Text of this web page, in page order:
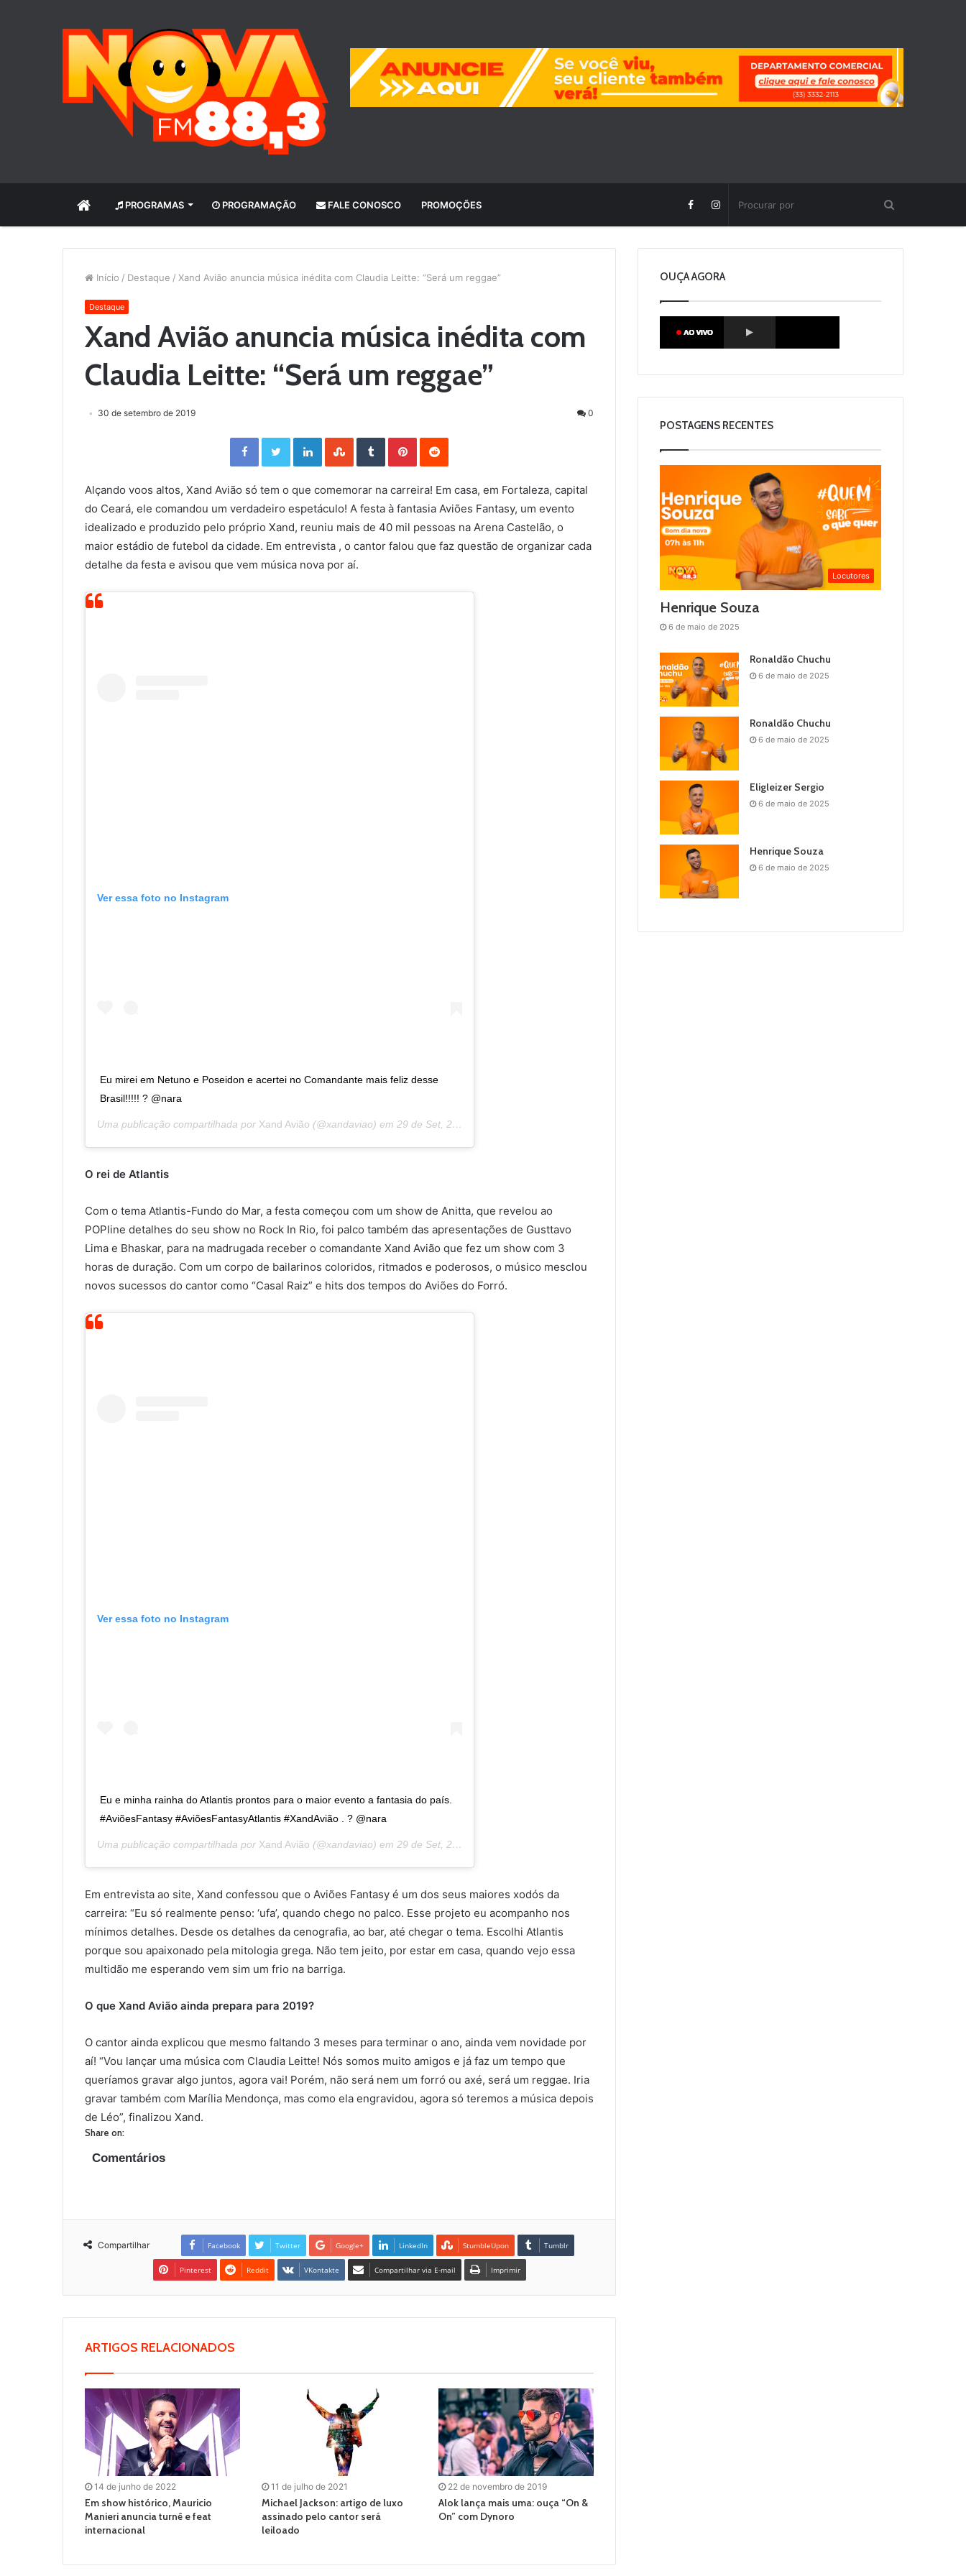
INÍCIO PROGRAMAS PROGRAMAÇÃO FALE CONOSCO PROMOÇÕES
Início / Destaque / Xand Avião anuncia música inédita com Claudia Leitte: “Será um reggae”
Destaque
Xand Avião anuncia música inédita com
Claudia Leitte: “Será um reggae”
30 de setembro de 2019 0
Facebook Twitter LinkedIn StumbleUpon Tumblr Pinterest
Alçando voos altos, Xand Avião só tem o que comemorar na carreira! Em casa, em Fortaleza, capital
do Ceará, ele comandou um verdadeiro espetáculo! A festa à fantasia Aviões Fantasy, um evento
idealizado e produzido pelo próprio Xand, reuniu mais de 40 mil pessoas na Arena Castelão, o
maior estádio de futebol da cidade. Em entrevista , o cantor falou que faz questão de organizar cada
detalhe da festa e avisou que vem música nova por aí.
Ver essa foto no Instagram
Eu mirei em Netuno e Poseidon e acertei no Comandante mais feliz desse
Brasil!!!!! ? @nara
Uma publicação compartilhada por Xand Avião (@xandaviao) em 29 de Set, 2019 às 12:31 PDT
O rei de Atlantis
Com o tema Atlantis-Fundo do Mar, a festa começou com um show de Anitta, que revelou ao
POPline detalhes do seu show no Rock In Rio, foi palco também das apresentações de Gusttavo
Lima e Bhaskar, para na madrugada receber o comandante Xand Avião que fez um show com 3
horas de duração. Com um corpo de bailarinos coloridos, ritmados e poderosos, o músico mesclou
novos sucessos do cantor como “Casal Raiz” e hits dos tempos do Aviões do Forró.
Ver essa foto no Instagram
Eu e minha rainha do Atlantis prontos para o maior evento a fantasia do país.
#AviõesFantasy #AviõesFantasyAtlantis #XandAvião . ? @nara
Uma publicação compartilhada por Xand Avião (@xandaviao) em 29 de Set, 2019 às 12:04 PDT
Em entrevista ao site, Xand confessou que o Aviões Fantasy é um dos seus maiores xodós da
carreira: “Eu só realmente penso: ‘ufa’, quando chego no palco. Esse projeto eu acompanho nos
mínimos detalhes. Desde os detalhes da cenografia, ao bar, até chegar o tema. Escolhi Atlantis
porque sou apaixonado pela mitologia grega. Não tem jeito, por estar em casa, quando vejo essa
multidão me esperando vem sim um frio na barriga.
O que Xand Avião ainda prepara para 2019?
O cantor ainda explicou que mesmo faltando 3 meses para terminar o ano, ainda vem novidade por
aí! “Vou lançar uma música com Claudia Leitte! Nós somos muito amigos e já faz um tempo que
queríamos gravar algo juntos, agora vai! Porém, não será nem um forró ou axé, será um reggae. Iria
gravar também com Marília Mendonça, mas como ela engravidou, agora só teremos a música depois
de Léo”, finalizou Xand.
Share on:
Comentários
Compartilhar Facebook Twitter Google+ LinkedIn StumbleUpon Tumblr
Pinterest Reddit VKontakte Compartilhar via E-mail Imprimir
ARTIGOS RELACIONADOS
14 de junho de 2022
Em show histórico, Mauricio
Manieri anuncia turnê e feat
internacional
11 de julho de 2021
Michael Jackson: artigo de luxo
assinado pelo cantor será
leiloado
22 de novembro de 2019
Alok lança mais uma: ouça “On &
On” com Dynoro
OUÇA AGORA
POSTAGENS RECENTES
Locutores
Henrique Souza
6 de maio de 2025
Ronaldão Chuchu
6 de maio de 2025
Ronaldão Chuchu
6 de maio de 2025
Eligleizer Sergio
6 de maio de 2025
Henrique Souza
6 de maio de 2025